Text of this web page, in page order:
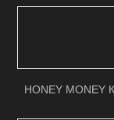
HONEY